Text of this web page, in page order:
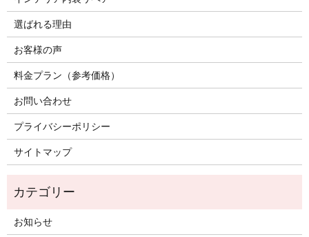
選ばれる理由
お客様の声
料金プラン（参考価格）
お問い合わせ
プライバシーポリシー
サイトマップ
お知らせ